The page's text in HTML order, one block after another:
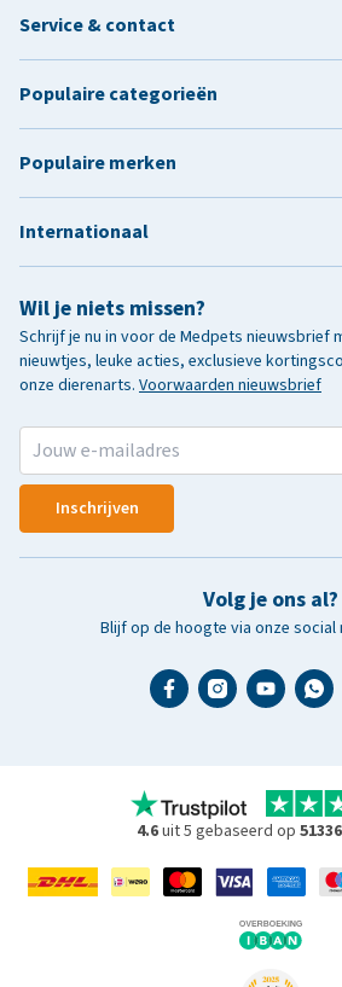
Wil je niets missen?
Schrijf je nu in voor de Medpets nieuwsbrief
nieuwtjes, leuke acties, exclusieve
onze dierenarts. Voorwaarden nieuwsbrief
Inschrijven
Volg je ons al?
Blijf op de hoogte via onze social
Service & contact
Populaire categorieën
Populaire merken
Internationaal
4.6uit 5 gebaseerd op 51336